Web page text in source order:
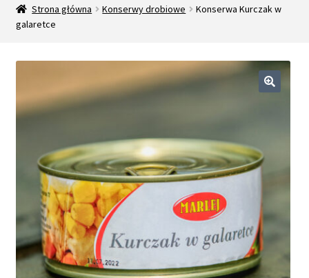
Konserwy
Zestawy
Dieta ketogeniczna
Inne
Strona główna Konserwy drobiowe
Konserwa Kurczak w
galaretce